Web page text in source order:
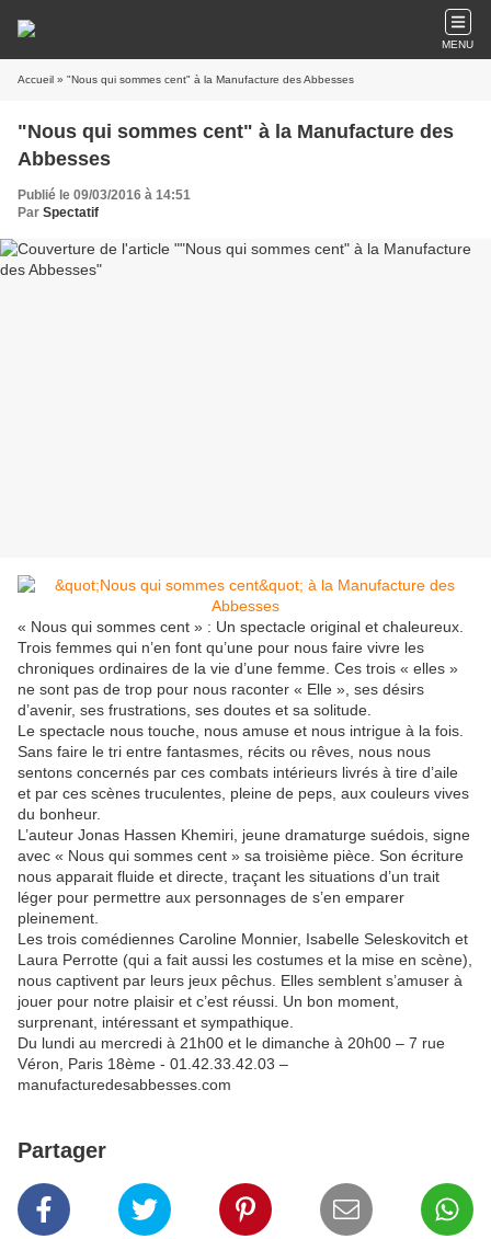
MENU
Accueil » "Nous qui sommes cent" à la Manufacture des Abbesses
"Nous qui sommes cent" à la Manufacture des
Abbesses
Publié le 09/03/2016 à 14:51
Par Spectatif
« Nous qui sommes cent » : Un spectacle original et chaleureux.
Trois femmes qui n’en font qu’une pour nous faire vivre les
chroniques ordinaires de la vie d’une femme. Ces trois « elles »
ne sont pas de trop pour nous raconter « Elle », ses désirs
d’avenir, ses frustrations, ses doutes et sa solitude.
Le spectacle nous touche, nous amuse et nous intrigue à la fois.
Sans faire le tri entre fantasmes, récits ou rêves, nous nous
sentons concernés par ces combats intérieurs livrés à tire d’aile
et par ces scènes truculentes, pleine de peps, aux couleurs vives
du bonheur.
L’auteur Jonas Hassen Khemiri, jeune dramaturge suédois, signe
avec « Nous qui sommes cent » sa troisième pièce. Son écriture
nous apparait fluide et directe, traçant les situations d’un trait
léger pour permettre aux personnages de s’en emparer
pleinement.
Les trois comédiennes Caroline Monnier, Isabelle Seleskovitch et
Laura Perrotte (qui a fait aussi les costumes et la mise en scène),
nous captivent par leurs jeux pêchus. Elles semblent s’amuser à
jouer pour notre plaisir et c’est réussi. Un bon moment,
surprenant, intéressant et sympathique.
Du lundi au mercredi à 21h00 et le dimanche à 20h00 – 7 rue
Véron, Paris 18ème - 01.42.33.42.03 –
manufacturedesabbesses.com
Partager